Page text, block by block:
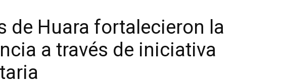
de Huara fortalecieron la
a través de iniciativa